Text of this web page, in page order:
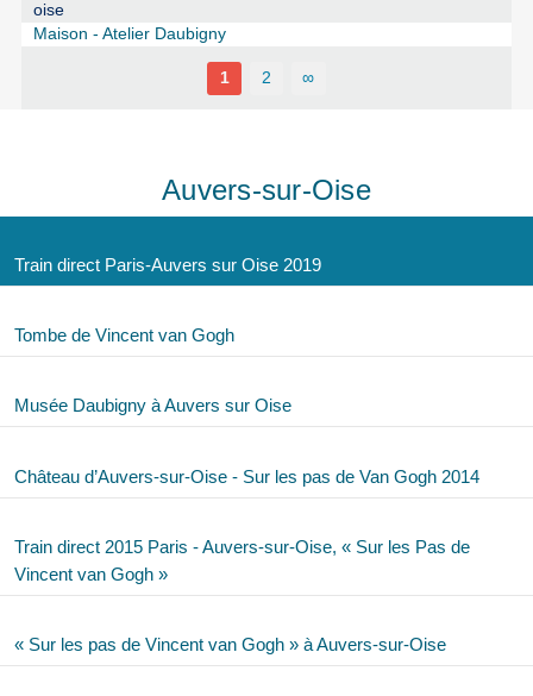
oise
Maison - Atelier Daubigny
1 2 ∞
Auvers-sur-Oise
Train direct Paris-Auvers sur Oise 2019
Tombe de Vincent van Gogh
Musée Daubigny à Auvers sur Oise
Château d’Auvers-sur-Oise - Sur les pas de Van Gogh 2014
Train direct 2015 Paris - Auvers-sur-Oise, « Sur les Pas de
Vincent van Gogh »
« Sur les pas de Vincent van Gogh » à Auvers-sur-Oise